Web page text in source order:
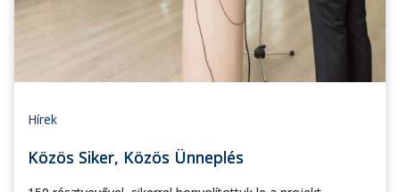
Hírek
Közös Siker, Közös Ünneplés